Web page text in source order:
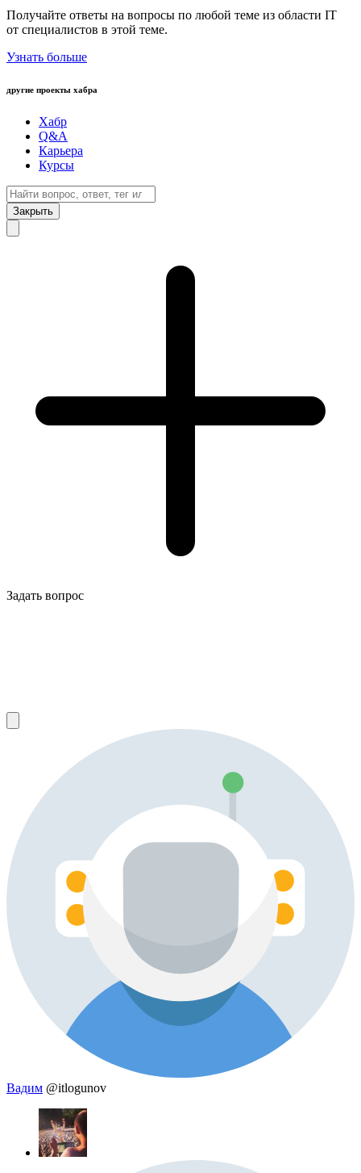
Получайте ответы на вопросы по любой теме из области IT
от специалистов в этой теме.
Узнать больше
другие проекты хабра
Хабр
Q&A
Карьера
Курсы
Закрыть
Задать вопрос
Вадим @itlogunov